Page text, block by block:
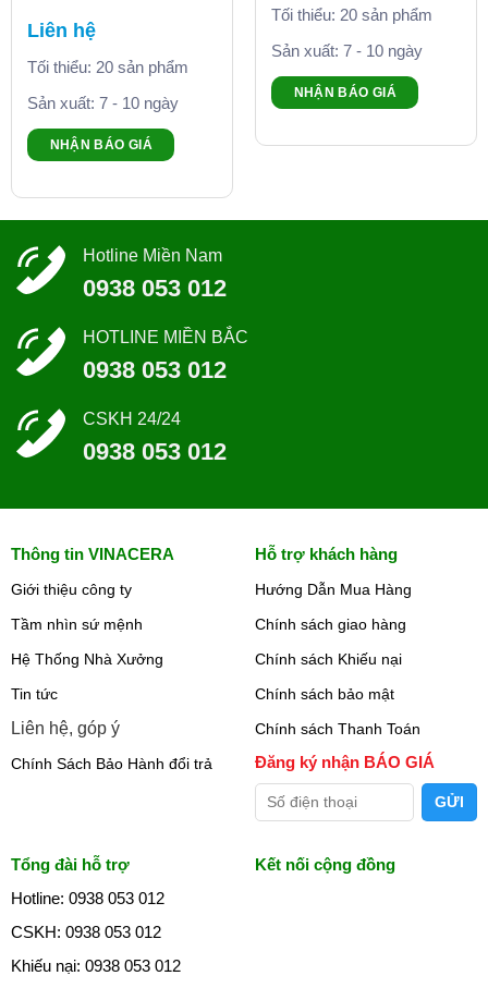
Liên hệ
Tối thiểu: 20 sản phẩm
Sản xuất: 7 - 10 ngày
NHẬN BÁO GIÁ
Tối thiểu: 20 sản phẩm
Sản xuất: 7 - 10 ngày
NHẬN BÁO GIÁ
Hotline Miền Nam
0938 053 012
HOTLINE MIỀN BẮC
0938 053 012
CSKH 24/24
0938 053 012
Thông tin VINACERA
Giới thiệu công ty
Tầm nhìn sứ mệnh
Hệ Thống Nhà Xưởng
Tin tức
Liên hệ, góp ý
Chính Sách Bảo Hành đổi trả
Hỗ trợ khách hàng
Hướng Dẫn Mua Hàng
Chính sách giao hàng
Chính sách Khiếu nại
Chính sách bảo mật
Chính sách Thanh Toán
Đăng ký nhận BÁO GIÁ
Tổng đài hỗ trợ
Hotline: 0938 053 012
CSKH: 0938 053 012
Khiếu nại: 0938 053 012
Kết nối cộng đồng